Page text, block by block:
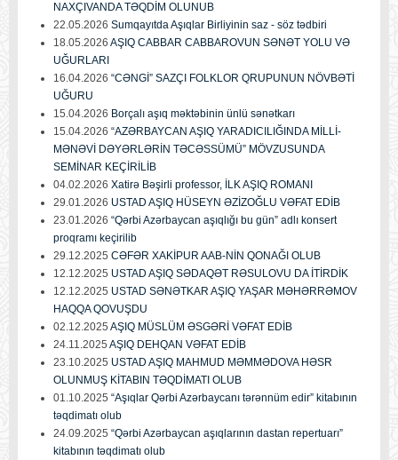
NAXÇIVANDA TƏQDİM OLUNUB
22.05.2026 Sumqayıtda Aşıqlar Birliyinin saz - söz tədbiri
18.05.2026 AŞIQ CABBAR CABBAROVUN SƏNƏT YOLU VƏ
UĞURLARI
16.04.2026 “CƏNGİ” SAZÇI FOLKLOR QRUPUNUN NÖVBƏTİ
UĞURU
15.04.2026 Borçalı aşıq məktəbinin ünlü sənətkarı
15.04.2026 “AZƏRBAYCAN AŞIQ YARADICILIĞINDA MİLLİ-
MƏNƏVİ DƏYƏRLƏRİN TƏCƏSSÜMÜ” MÖVZUSUNDA
SEMİNAR KEÇİRİLİB
04.02.2026 Xatirə Bəşirli professor, İLK AŞIQ ROMANI
29.01.2026 USTAD AŞIQ HÜSEYN ƏZİZOĞLU VƏFAT EDİB
23.01.2026 “Qərbi Azərbaycan aşıqlığı bu gün” adlı konsert
proqramı keçirilib
29.12.2025 CƏFƏR XAKİPUR AAB-NİN QONAĞI OLUB
12.12.2025 USTAD AŞIQ SƏDAQƏT RƏSULOVU DA İTİRDİK
12.12.2025 USTAD SƏNƏTKAR AŞIQ YAŞAR MƏHƏRRƏMOV
HAQQA QOVUŞDU
02.12.2025 AŞIQ MÜSLÜM ƏSGƏRİ VƏFAT EDİB
24.11.2025 AŞIQ DEHQAN VƏFAT EDİB
23.10.2025 USTAD AŞIQ MAHMUD MƏMMƏDOVA HƏSR
OLUNMUŞ KİTABIN TƏQDİMATI OLUB
01.10.2025 “Aşıqlar Qərbi Azərbaycanı tərənnüm edir” kitabının
təqdimatı olub
24.09.2025 “Qərbi Azərbaycan aşıqlarının dastan repertuarı”
kitabının təqdimatı olub